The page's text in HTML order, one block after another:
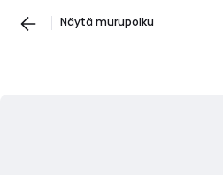
Näytä murupolku